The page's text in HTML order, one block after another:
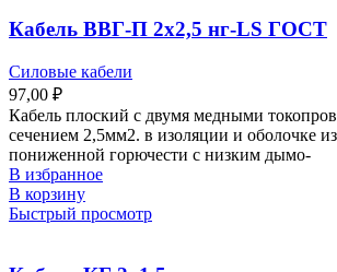
Кабель ВВГ-П 2х2,5 нг-LS ГОСТ
Силовые кабели
97,00 ₽
Кабель плоский с двумя медными
сечением 2,5мм2. в изоляции и оболочке
пониженной горючести с низким дымо-
В избранное
В корзину
Быстрый просмотр